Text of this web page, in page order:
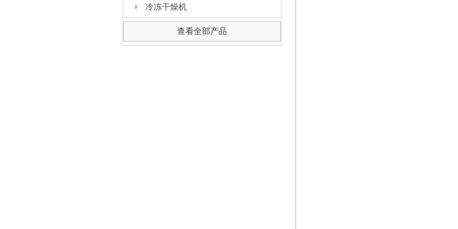
冷冻干燥机
查看全部产品